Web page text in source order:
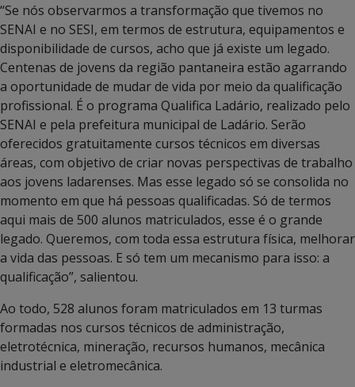
“Se nós observarmos a transformação que tivemos no
SENAI e no SESI, em termos de estrutura, equipamentos e
disponibilidade de cursos, acho que já existe um legado.
Centenas de jovens da região pantaneira estão agarrando
a oportunidade de mudar de vida por meio da qualificação
profissional. É o programa Qualifica Ladário, realizado pelo
SENAI e pela prefeitura municipal de Ladário. Serão
oferecidos gratuitamente cursos técnicos em diversas
áreas, com objetivo de criar novas perspectivas de trabalho
aos jovens ladarenses. Mas esse legado só se consolida no
momento em que há pessoas qualificadas. Só de termos
aqui mais de 500 alunos matriculados, esse é o grande
legado. Queremos, com toda essa estrutura física, melhorar
a vida das pessoas. E só tem um mecanismo para isso: a
qualificação”, salientou.
Ao todo, 528 alunos foram matriculados em 13 turmas
formadas nos cursos técnicos de administração,
eletrotécnica, mineração, recursos humanos, mecânica
industrial e eletromecânica.